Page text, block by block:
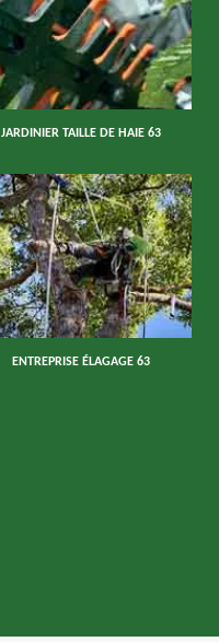
JARDINIER TAILLE DE HAIE 63
ENTREPRISE ÉLAGAGE 63